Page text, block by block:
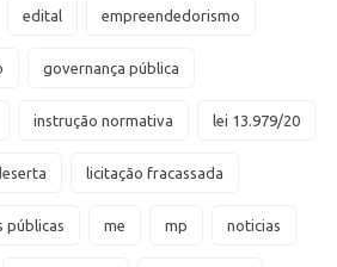
edital empreendedorismo
governança pública
instrução normativa lei 13.979/20
licitação fracassada
públicas me mp noticias